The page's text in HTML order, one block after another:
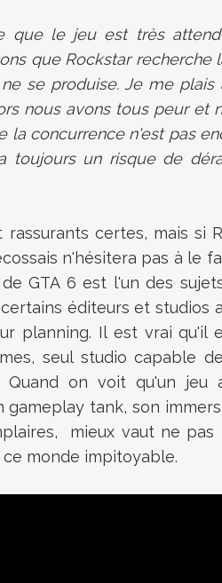
que le jeu est très
que Rockstar
se produise. Je me
nous avons tous peur et
la concurrence n'est pas
toujours un risque de
certes, mais si
n'hésitera pas à le
GTA 6 est l'un des
éditeurs et studios
planning. Il est vrai qu'il
seul studio capable
Quand on voit qu'un jeu
gameplay tank, son
mieux vaut ne
monde impitoyable.